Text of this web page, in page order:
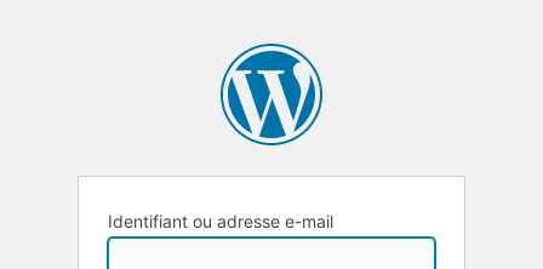
Identifiant ou adresse e-mail